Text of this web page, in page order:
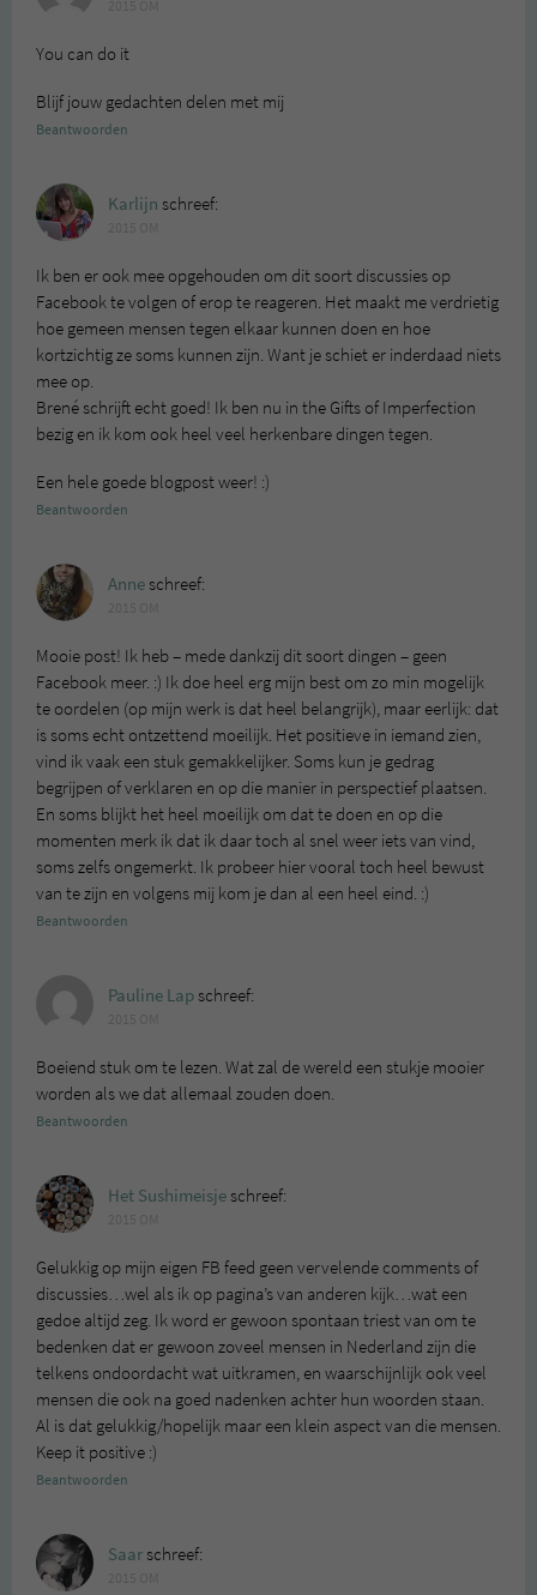
You can do it
Blijf jouw gedachten delen met mij
Beantwoorden
Karlijn schreef:
Ik ben er ook mee opgehouden om dit soort discussies op
Facebook te volgen of erop te reageren. Het maakt me verdrietig
hoe gemeen mensen tegen elkaar kunnen doen en hoe
kortzichtig ze soms kunnen zijn. Want je schiet er inderdaad niets
mee op.
Brené schrijft echt goed! Ik ben nu in the Gifts of Imperfection
bezig en ik kom ook heel veel herkenbare dingen tegen.
Een hele goede blogpost weer! :)
Beantwoorden
Anneschreef:
Mooie post! Ik heb – mede dankzij dit soort dingen – geen
Facebook meer. :) Ik doe heel erg mijn best om zo min mogelijk
te oordelen (op mijn werk is dat heel belangrijk), maar eerlijk: dat
is soms echt ontzettend moeilijk. Het positieve in iemand zien,
vind ik vaak een stuk gemakkelijker. Soms kun je gedrag
begrijpen of verklaren en op die manier in perspectief plaatsen.
En soms blijkt het heel moeilijk om dat te doen en op die
momenten merk ik dat ik daar toch al snel weer iets van vind,
soms zelfs ongemerkt. Ik probeer hier vooral toch heel bewust
van te zijn en volgens mij kom je dan al een heel eind. :)
Beantwoorden
Pauline Lapschreef:
Boeiend stuk om te lezen. Wat zal de wereld een stukje mooier
worden als we dat allemaal zouden doen.
Beantwoorden
Het Sushimeisjeschreef:
Gelukkig op mijn eigen FB feed geen vervelende comments of
discussies…wel als ik op pagina’s van anderen kijk…wat een
gedoe altijd zeg. Ik word er gewoon spontaan triest van om te
bedenken dat er gewoon zoveel mensen in Nederland zijn die
telkens ondoordacht wat uitkramen, en waarschijnlijk ook veel
mensen die ook na goed nadenken achter hun woorden staan.
Al is dat gelukkig/hopelijk maar een klein aspect van die mensen.
Keep it positive :)
Beantwoorden
Saarschreef: